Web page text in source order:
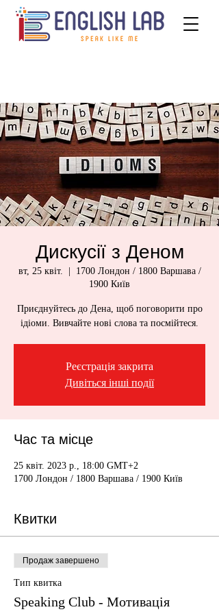
Дискусії з Деном
вт, 25 квіт.
1700 Лондон / 1800 Варшава /
1900 Київ
Приєднуйтесь до Дена, щоб поговорити про
ідіоми. Вивчайте нові слова та посмійтеся.
Реєстрація закрита
Дивіться інші події
Час та місце
25 квіт. 2023 р., 18:00 GMT+2
1700 Лондон / 1800 Варшава / 1900 Київ
Квитки
Продаж завершено
Тип квитка
Speaking Club - Мотивація